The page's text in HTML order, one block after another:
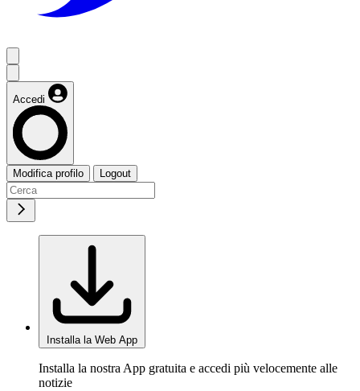
Accedi
Modifica profilo Logout
Installa la Web App
Installa la nostra App gratuita e accedi più velocemente alle
notizie